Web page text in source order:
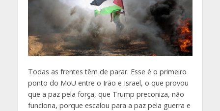
Todas as frentes têm de parar. Esse é o primeiro
ponto do MoU entre o Irão e Israel, o que provou
que a paz pela força, que Trump preconiza, não
funciona, porque escalou para a paz pela guerra e